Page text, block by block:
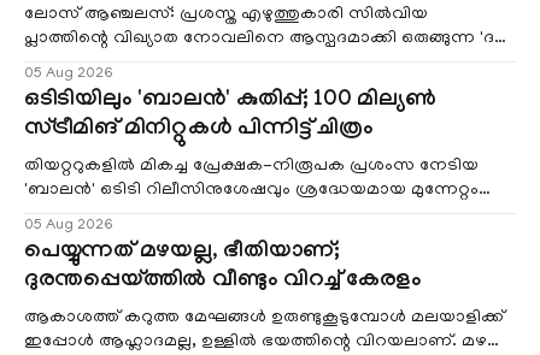
ലോസ് ആഞ്ചലസ്: പ്രശസ്ത എഴുത്തുകാരി സിൽവിയ
പ്ലാത്തിന്റെ വിഖ്യാത നോവലിനെ ആസ്പദമാക്കി ഒരുങ്ങുന്ന 'ദ
ബെൽ ജാർ' എന്ന ചിത്രത്തി
05 Aug 2026
ഒടിടിയിലും 'ബാലൻ' കുതിപ്പ്; 100 മില്യൺ
സ്ട്രീമിങ് മിനിറ്റുകൾ പിന്നിട്ട് ചിത്രം
തിയറ്ററുകളിൽ മികച്ച പ്രേക്ഷക-നിരൂപക പ്രശംസ നേടിയ
'ബാലൻ' ഒടിടി റിലീസിനുശേഷവും ശ്രദ്ധേയമായ മുന്നേറ്റം
തുടരുന്നു. സീ5-ൽ
05 Aug 2026
പെയ്യുന്നത് മഴയല്ല, ഭീതിയാണ്;
ദുരന്തപ്പെയ്ത്തിൽ വീണ്ടും വിറച്ച് കേരളം
ആകാശത്ത് കറുത്ത മേഘങ്ങൾ ഉരുണ്ടുകൂടുമ്പോൾ മലയാളിക്ക്
ഇപ്പോൾ ആഹ്ലാദമല്ല, ഉള്ളിൽ ഭയത്തിന്റെ വിറയലാണ്. മഴ